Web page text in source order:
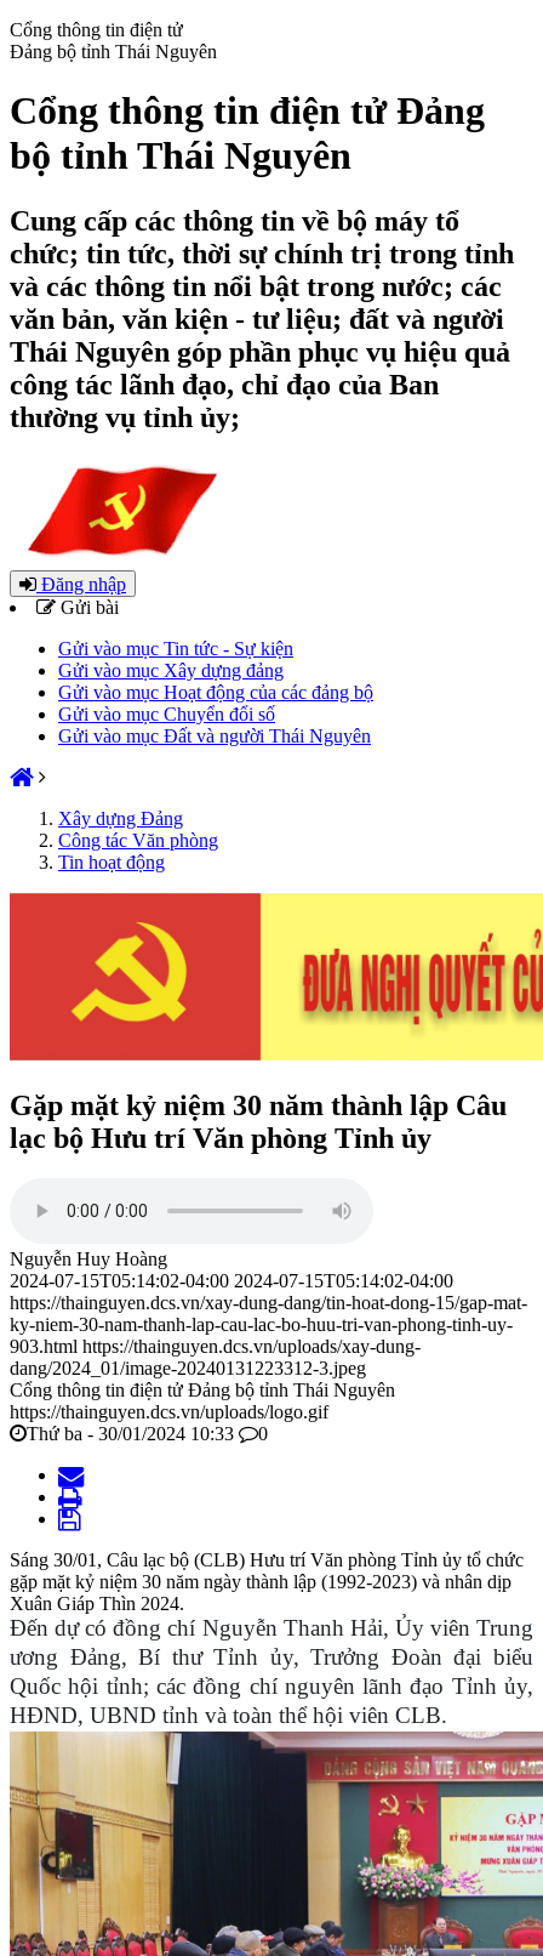
Cổng thông tin điện tử
Đảng bộ tỉnh Thái Nguyên
Cổng thông tin điện tử Đảng
bộ tỉnh Thái Nguyên
Cung cấp các thông tin về bộ máy tổ
chức; tin tức, thời sự chính trị trong tỉnh
và các thông tin nổi bật trong nước; các
văn bản, văn kiện - tư liệu; đất và người
Thái Nguyên góp phần phục vụ hiệu quả
công tác lãnh đạo, chỉ đạo của Ban
thường vụ tỉnh ủy;
Đăng nhập
Gửi bài
Gửi vào mục Tin tức - Sự kiện
Gửi vào mục Xây dựng đảng
Gửi vào mục Hoạt động của các đảng bộ
Gửi vào mục Chuyển đổi số
Gửi vào mục Đất và người Thái Nguyên
Xây dựng Đảng
Công tác Văn phòng
Tin hoạt động
Gặp mặt kỷ niệm 30 năm thành lập Câu
lạc bộ Hưu trí Văn phòng Tỉnh ủy
Nguyễn Huy Hoàng
2024-07-15T05:14:02-04:00 2024-07-15T05:14:02-04:00
https://thainguyen.dcs.vn/xay-dung-dang/tin-hoat-dong-15/gap-mat-
ky-niem-30-nam-thanh-lap-cau-lac-bo-huu-tri-van-phong-tinh-uy-
903.html https://thainguyen.dcs.vn/uploads/xay-dung-
dang/2024_01/image-20240131223312-3.jpeg
Cổng thông tin điện tử Đảng bộ tỉnh Thái Nguyên
https://thainguyen.dcs.vn/uploads/logo.gif
Thứ ba - 30/01/2024 10:33
0
Sáng 30/01, Câu lạc bộ (CLB) Hưu trí Văn phòng Tỉnh ủy tổ chức
gặp mặt kỷ niệm 30 năm ngày thành lập (1992-2023) và nhân dịp
Xuân Giáp Thìn 2024.
Đến dự có đồng chí Nguyễn Thanh Hải, Ủy viên Trung
ương Đảng, Bí thư Tỉnh ủy, Trưởng Đoàn đại biểu
Quốc hội tỉnh; các đồng chí nguyên lãnh đạo Tỉnh ủy,
HĐND, UBND tỉnh và toàn thể hội viên CLB.